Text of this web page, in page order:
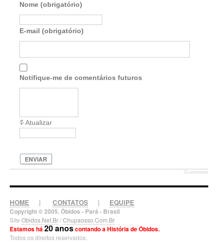
Nome (obrigatório)
E-mail (obrigatório)
Notifique-me de comentários futuros
Atualizar
ENVIAR
JComments
HOME | CONTATOS | EQUIPE
Copyright © 2005. Óbidos - Pará - Brasil
Site Obidos.Net.Br/Chupaosso.Com.Br
Estamos há20 anoscontando a História de Óbidos.
Todos os direitos reservados.